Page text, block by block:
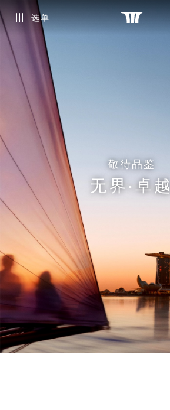
选单
敬待品鉴
无界·卓越